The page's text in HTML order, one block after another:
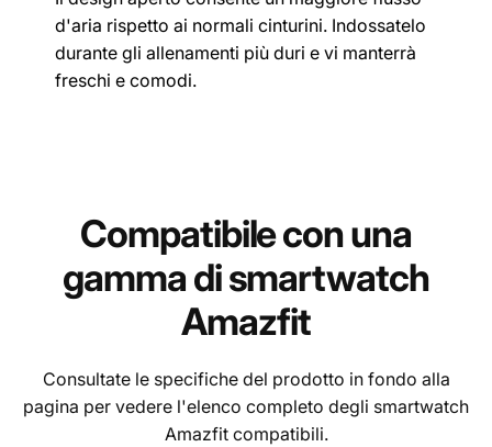
d'aria rispetto ai normali cinturini. Indossatelo
durante gli allenamenti più duri e vi manterrà
freschi e comodi.
Compatibile con una
gamma di smartwatch
Amazfit
Consultate le specifiche del prodotto in fondo alla
pagina per vedere l'elenco completo degli smartwatch
Amazfit compatibili.